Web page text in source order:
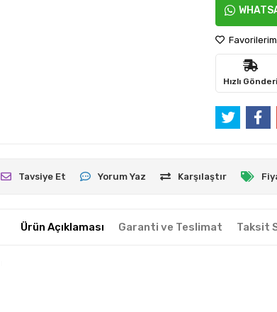
Hızlı Gönderi
Tavsiye Et Yorum Yaz Karşılaştır
Ürün Açıklaması Garanti ve Teslimat Taksit